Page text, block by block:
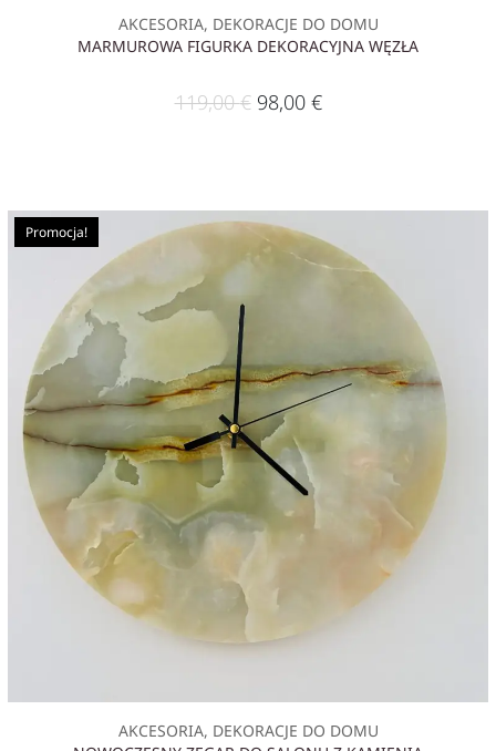
AKCESORIA, DEKORACJE DO DOMU
MARMUROWA FIGURKA DEKORACYJNA WĘZŁA
119,00€ 98,00 €
Promocja!
AKCESORIA, DEKORACJE DO DOMU